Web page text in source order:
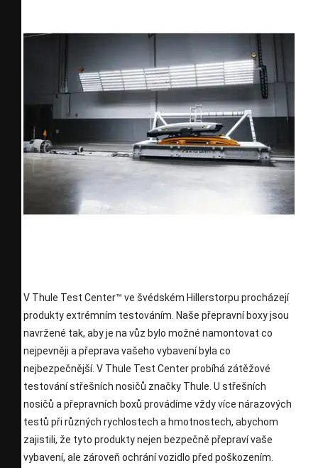
V Thule Test Center™ ve švédském Hillerstorpu procházejí
produkty extrémním testováním. Naše přepravní boxy jsou
navržené tak, aby je na vůz bylo možné namontovat co
nejpevněji a přeprava vašeho vybavení byla co
nejbezpečnější. V Thule Test Center probíhá zátěžové
testování střešních nosičů značky Thule. U střešních
nosičů a přepravních boxů provádíme vždy více nárazových
testů při různých rychlostech a hmotnostech, abychom
zajistili, že tyto produkty nejen bezpečně přepraví vaše
vybavení, ale zároveň ochrání vozidlo před poškozením.